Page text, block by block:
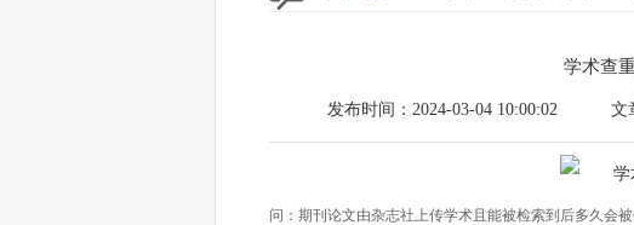
学术查
发布时间：2024-03-04 10:00:02 文
问：期刊论文由杂志社上传学术且能被检索到后多久会